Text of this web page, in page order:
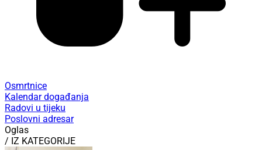
Osmrtnice
Kalendar događanja
Radovi u tijeku
Poslovni adresar
Oglas
/ IZ KATEGORIJE